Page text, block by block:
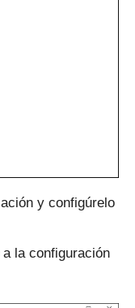
y configúrelo
la configuración